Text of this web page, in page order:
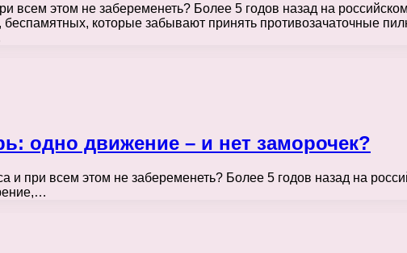
всем этом не забеременеть? Более 5 годов назад на
которые забывают принять противозачаточные
одно движение – и нет заморочек?
и при всем этом не забеременеть? Более 5 годов назад на